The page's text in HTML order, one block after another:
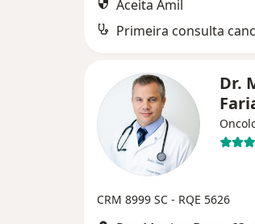
Aceita Amil
Primeira consulta
Dr.
CRM 8999 SC - RQE 5626